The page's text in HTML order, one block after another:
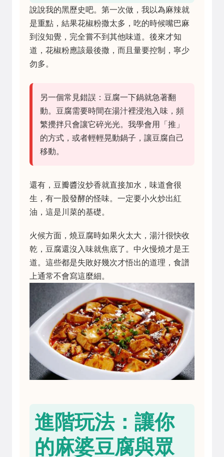
說說我的黑歷史吧。第一次做，我以為麻辣就
是重點，結果花椒粉撒太多，吃的時候嘴巴麻
到沒知覺，完全嘗不到其他味道。後來才知
道，花椒粉應該最後撒，而且量要控制，寧少
勿多。
另一個常見錯誤：豆腐一下鍋就急著翻
動。豆腐需要時間在湯汁裡浸泡入味，頻
繁攪拌只會讓它碎光光。我學會用「推」
的方式，或者輕輕晃動鍋子，讓豆腐自己
移動。
還有，豆瓣醬沒炒香就直接加水，味道會很
生，有一股發酵的怪味。一定要小火炒出紅
油，這是川菜的基礎。
火候方面，燒豆腐時如果火太大，湯汁很快收
乾，豆腐還沒入味就焦底了。中火慢燒才是王
道。這些都是失敗好幾次才悟出的道理，食譜
上通常不會寫這麼細。
進階玩法：讓你
的麻婆豆腐與眾